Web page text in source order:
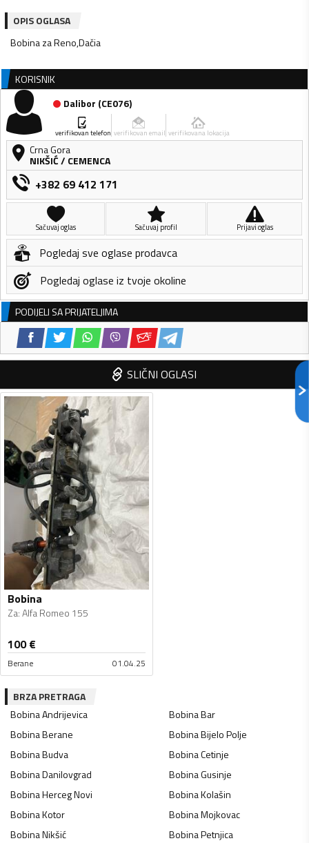
OPIS OGLASA
Bobina za Reno,Dačia
KORISNIK
Dalibor (CE076)
verifikovan telefon verifikovan email verifikovana lokacija
Crna Gora
NIKŠIĆ/ CEMENCA
+382 69 412 171
Sačuvaj oglas Sačuvaj profil Prijavi oglas
Pogledaj sve oglase prodavca
Pogledaj oglase iz tvoje okoline
PODIJELI SA PRIJATELJIMA
SLIČNI OGLASI
Bobina
Za:Alfa Romeo 155
100€
Berane 01.04.25
BRZA PRETRAGA
BobinaAndrijevica BobinaBar
BobinaBerane BobinaBijelo Polje
BobinaBudva BobinaCetinje
BobinaDanilovgrad BobinaGusinje
BobinaHerceg Novi BobinaKolašin
BobinaKotor BobinaMojkovac
BobinaNikšić BobinaPetnjica